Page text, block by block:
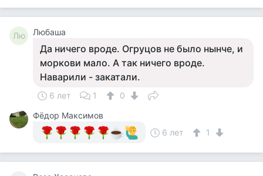
Лю Любаша
Да ничего вроде. Огруцов не было нынче, и
моркови мало. А так ничего вроде.
Наварили - закатали.
6 лет 1
0
Фёдор Максимов
6 лет
1